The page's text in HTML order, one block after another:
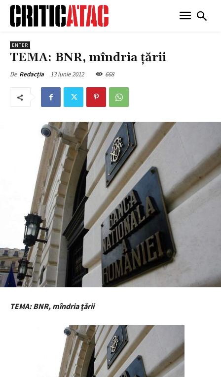
ENTER
TEMA: BNR, mîndria ţării
De Redacția 13 iunie 2012 668
TEMA: BNR, mîndria ţării